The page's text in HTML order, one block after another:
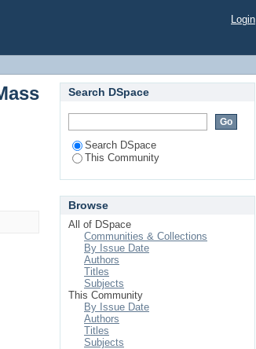
and Journalism"Login
Search DSpace
Search DSpace
This Community
Browse
All of DSpace
Communities & Collections
By Issue Date
Authors
Titles
Subjects
This Community
By Issue Date
Authors
Titles
Subjects